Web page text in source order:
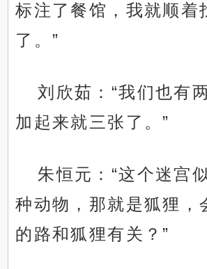
标注了餐馆，我就顺着
了。”
刘欣茹：“我们也有
加起来就三张了。”
朱恒元：“这个迷宫
种动物，那就是狐狸，
的路和狐狸有关？”